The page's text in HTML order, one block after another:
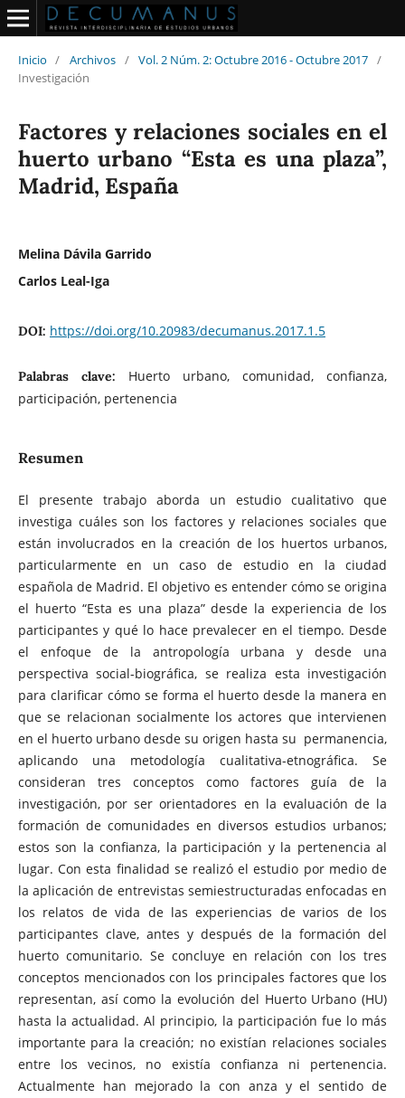
Inicio / Archivos / Vol. 2 Núm. 2: Octubre 2016 - Octubre 2017 /
Investigación
Factores y relaciones sociales en el
huerto urbano “Esta es una plaza”,
Madrid, España
Melina Dávila Garrido
Carlos Leal-Iga
DOI: https://doi.org/10.20983/decumanus.2017.1.5
Palabras clave: Huerto urbano, comunidad, confianza,
participación, pertenencia
Resumen
El presente trabajo aborda un estudio cualitativo que
investiga cuáles son los factores y relaciones sociales que
están involucrados en la creación de los huertos urbanos,
particularmente en un caso de estudio en la ciudad
española de Madrid. El objetivo es entender cómo se origina
el huerto “Esta es una plaza” desde la experiencia de los
participantes y qué lo hace prevalecer en el tiempo. Desde
el enfoque de la antropología urbana y desde una
perspectiva social-biográfica, se realiza esta investigación
para clarificar cómo se forma el huerto desde la manera en
que se relacionan socialmente los actores que intervienen
en el huerto urbano desde su origen hasta su permanencia,
aplicando una metodología cualitativa-etnográfica. Se
consideran tres conceptos como factores guía de la
investigación, por ser orientadores en la evaluación de la
formación de comunidades en diversos estudios urbanos;
estos son la confianza, la participación y la pertenencia al
lugar. Con esta finalidad se realizó el estudio por medio de
la aplicación de entrevistas semiestructuradas enfocadas en
los relatos de vida de las experiencias de varios de los
participantes clave, antes y después de la formación del
huerto comunitario. Se concluye en relación con los tres
conceptos mencionados con los principales factores que los
representan, así como la evolución del Huerto Urbano (HU)
hasta la actualidad. Al principio, la participación fue lo más
importante para la creación; no existían relaciones sociales
entre los vecinos, no existía confianza ni pertenencia.
Actualmente han mejorado la con anza y el sentido de